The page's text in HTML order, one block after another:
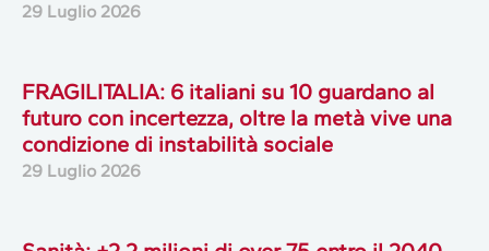
29 Luglio 2026
FRAGILITALIA: 6 italiani su 10 guardano al
futuro con incertezza, oltre la metà vive una
condizione di instabilità sociale
29 Luglio 2026